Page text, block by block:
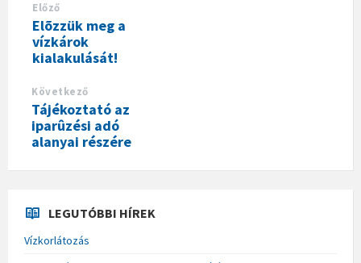
Előző
Elõzzük meg a
vízkárok
kialakulását!
Következő
Tájékoztató az
iparûzési adó
alanyai részére
LEGUTÓBBI HÍREK
Vízkorlátozás